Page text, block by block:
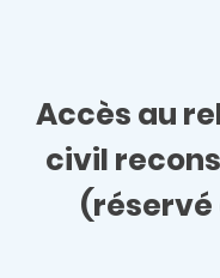
Accès au
civil